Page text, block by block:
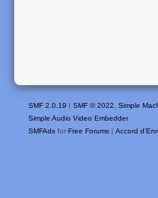
SMF 2.0.19 | SMF © 2022
Simple
Simple Audio Video Embedder
SMFAds for Free Forums | Accord